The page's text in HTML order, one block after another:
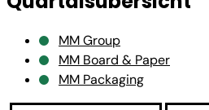
MM Group
MM Board & Paper
MM Packaging